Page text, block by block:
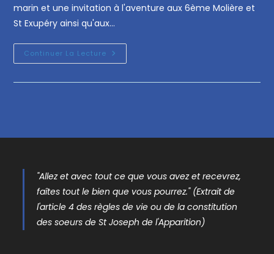
marin et une invitation à l'aventure aux 6ème Molière et
St Exupéry ainsi qu'aux…
Continuer La Lecture
"Allez et avec tout ce que vous avez et recevrez,
faîtes tout le bien que vous pourrez." (Extrait de
l'article 4 des règles de vie ou de la constitution
des soeurs de St Joseph de l'Apparition)